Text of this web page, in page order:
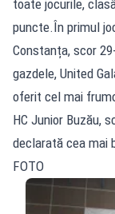
toate jocurile,
puncte.În primul
Constanța, scor
gazdele, United
oferit cel mai
HC Junior Buzău,
declarată cea mai
FOTO